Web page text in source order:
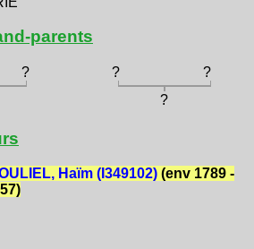
parents
? ?
?
?
Haïm (I349102)(env 1789 -